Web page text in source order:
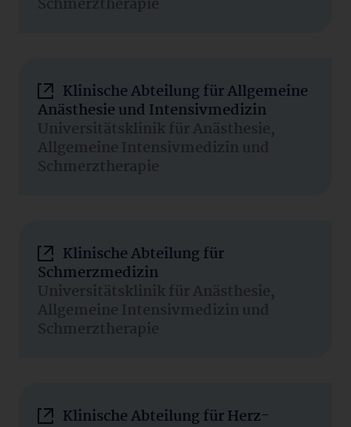
Schmerztherapie
Klinische Abteilung für Allgemeine
Anästhesie und Intensivmedizin
Universitätsklinik für Anästhesie,
Allgemeine Intensivmedizin und
Schmerztherapie
Klinische Abteilung für
Schmerzmedizin
Universitätsklinik für Anästhesie,
Allgemeine Intensivmedizin und
Schmerztherapie
Klinische Abteilung für Herz-